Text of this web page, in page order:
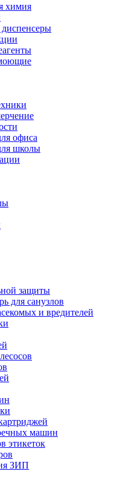
химия
офиса
школы
защиты
для санузлов
и вредителей
машин
этикеток
ЗИП